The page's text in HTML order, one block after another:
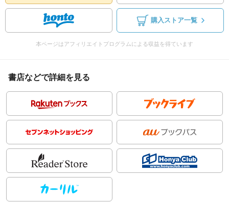
購入ストア一覧
本ページはアフィリエイトプログラムによる収益を得ています
書店などで詳細を見る